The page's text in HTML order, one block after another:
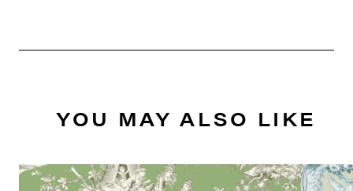
YOU MAY ALSO LIKE